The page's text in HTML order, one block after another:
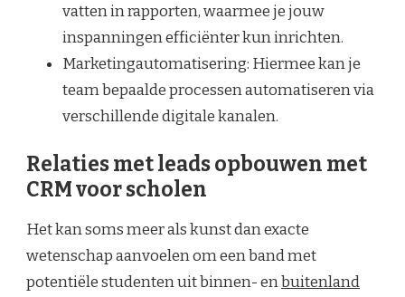
vatten in rapporten, waarmee je jouw
inspanningen efficiënter kun inrichten.
Marketingautomatisering: Hiermee kan je
team bepaalde processen automatiseren via
verschillende digitale kanalen.
Relaties met leads opbouwen met
CRM voor scholen
Het kan soms meer als kunst dan exacte
wetenschap aanvoelen om een band met
potentiële studenten uit binnen- enbuitenland